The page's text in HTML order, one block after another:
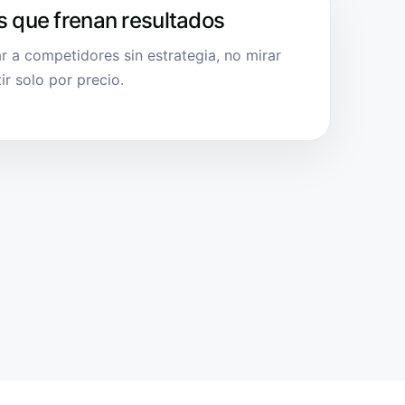
que frenan resultados
a competidores sin estrategia, no mirar
solo por precio.